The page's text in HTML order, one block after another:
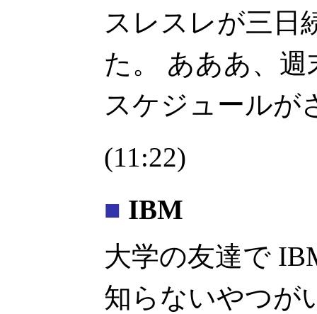
スレスレが三日
た。 あああ、
スケジュール
(11:22)
■ IBM
大学の友達で
知らないやつが